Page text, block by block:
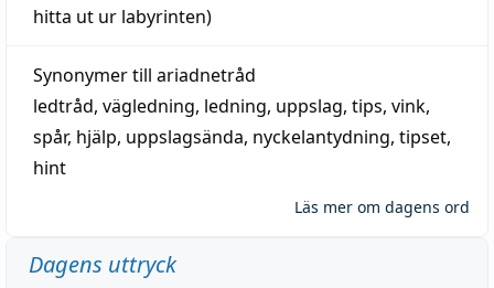
hitta ut ur labyrinten)
Synonymer till ariadnetråd
ledtråd, vägledning, ledning, uppslag, tips, vink,
spår, hjälp, uppslagsända, nyckelantydning, tipset,
hint
Läs mer om dagens ord
Dagens uttryck